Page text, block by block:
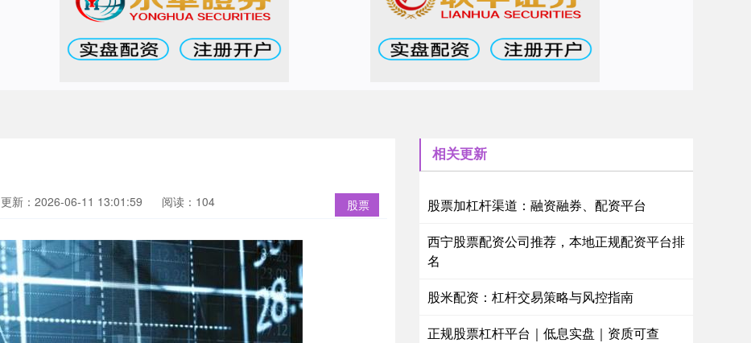
股票
更新：2026-06-11 13:01:59 阅读：104
相关更新
股票加杠杆渠道：融资融券、配资平台
西宁股票配资公司推荐，本地正规配资平台排
名
股米配资：杠杆交易策略与风控指南
正规股票杠杆平台｜低息实盘｜资质可查